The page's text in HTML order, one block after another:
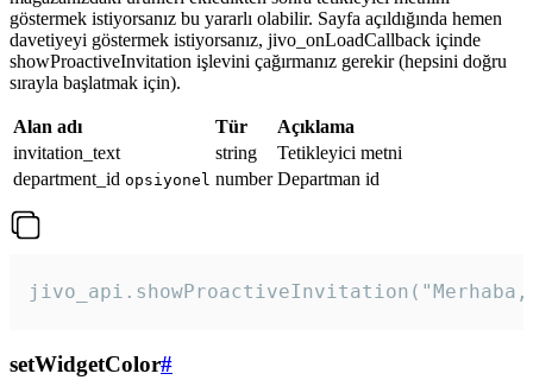
göstermek istiyorsanız bu yararlı olabilir. Sayfa açıldığında hemen
davetiyeyi göstermek istiyorsanız, jivo_onLoadCallback içinde
showProactiveInvitation işlevini çağırmanız gerekir (hepsini doğru
sırayla başlatmak için).
Alan adı Tür
Açıklama
invitation_text
string
Tetikleyici metni
department_id opsiyonel number Departman id
setWidgetColor#